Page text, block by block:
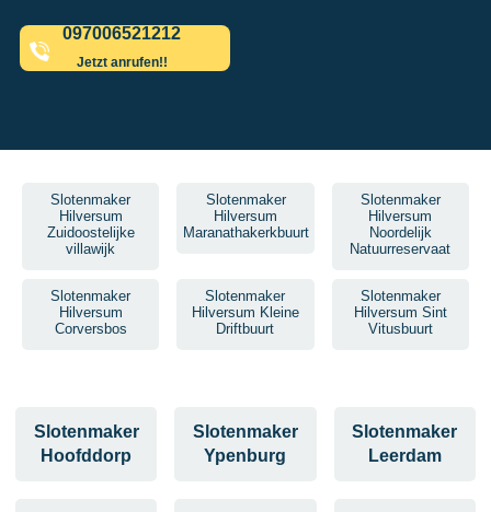
097006521212
Jetzt anrufen!!
Slotenmaker
Hilversum
Zuidoostelijke
villawijk
Slotenmaker
Hilversum
Maranathakerkbuurt
Slotenmaker
Hilversum
Noordelijk
Natuurreservaat
Slotenmaker
Hilversum
Corversbos
Slotenmaker
Hilversum Kleine
Driftbuurt
Slotenmaker
Hilversum Sint
Vitusbuurt
Slotenmaker
Hoofddorp
Slotenmaker
Ypenburg
Slotenmaker
Leerdam